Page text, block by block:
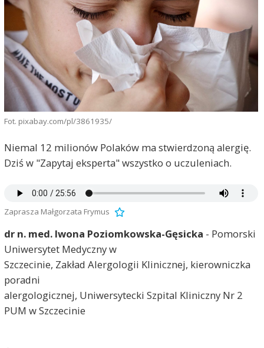
Fot. pixabay.com/pl/3861935/
Niemal 12 milionów Polaków ma stwierdzoną alergię.
Dziś w "Zapytaj eksperta" wszystko o uczuleniach.
Zaprasza Małgorzata Frymus
dr n. med. Iwona Poziomkowska-Gęsicka - Pomorski
Uniwersytet Medyczny w
Szczecinie, Zakład Alergologii Klinicznej, kierowniczka
poradni
alergologicznej, Uniwersytecki Szpital Kliniczny Nr 2
PUM w Szczecinie